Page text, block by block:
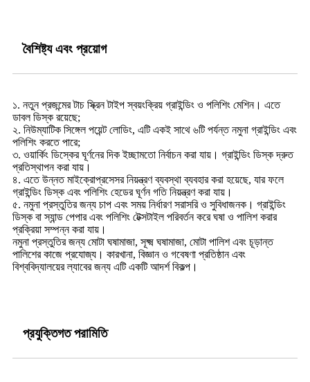
বৈশিষ্ট্য এবং প্রয়োগ
১. নতুন প্রজন্মের টাচ স্ক্রিন টাইপ স্বয়ংক্রিয় গ্রাইন্ডিং ও পলিশিং মেশিন। এতে
ডাবল ডিস্ক রয়েছে;
২. নিউম্যাটিক সিঙ্গেল পয়েন্ট লোডিং, এটি একই সাথে ৬টি পর্যন্ত নমুনা গ্রাইন্ডিং এবং
পলিশিং করতে পারে;
৩. ওয়ার্কিং ডিস্কের ঘূর্ণনের দিক ইচ্ছামতো নির্বাচন করা যায়। গ্রাইন্ডিং ডিস্ক দ্রুত
প্রতিস্থাপন করা যায়।
৪. এতে উন্নত মাইক্রোপ্রসেসর নিয়ন্ত্রণ ব্যবস্থা ব্যবহার করা হয়েছে, যার ফলে
গ্রাইন্ডিং ডিস্ক এবং পলিশিং হেডের ঘূর্ণন গতি নিয়ন্ত্রণ করা যায়।
৫. নমুনা প্রস্তুতির জন্য চাপ এবং সময় নির্ধারণ সরাসরি ও সুবিধাজনক। গ্রাইন্ডিং
ডিস্ক বা স্যান্ড পেপার এবং পলিশিং টেক্সটাইল পরিবর্তন করে ঘষা ও পালিশ করার
প্রক্রিয়া সম্পন্ন করা যায়।
নমুনা প্রস্তুতির জন্য মোটা ঘষামাজা, সূক্ষ্ম ঘষামাজা, মোটা পালিশ এবং চূড়ান্ত
পালিশের কাজে প্রযোজ্য। কারখানা, বিজ্ঞান ও গবেষণা প্রতিষ্ঠান এবং
বিশ্ববিদ্যালয়ের ল্যাবের জন্য এটি একটি আদর্শ বিকল্প।
প্রযুক্তিগত পরামিতি